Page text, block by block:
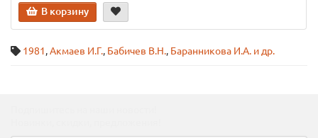
В корзину
1981,Акмаев И.Г., Бабичев В.Н., Баранникова И.А. и др.